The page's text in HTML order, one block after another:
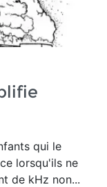
qui le
lorsqu'ils ne
de kHz non...